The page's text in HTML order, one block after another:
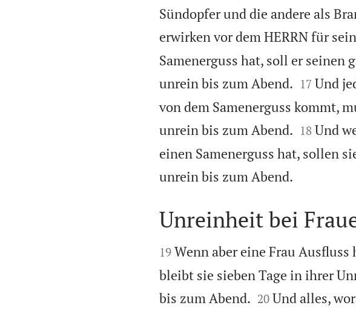
Sündopfer und die andere als
erwirken vor dem HERRN für
Samenerguss hat, soll er seinen
unrein bis zum Abend.
17 Und
von dem Samenerguss kommt,
unrein bis zum Abend.
18 Und
einen Samenerguss hat, sollen
unrein bis zum Abend.

Unreinheit bei

19 Wenn aber eine Frau
bleibt sie sieben Tage in ihrer
bis zum Abend.
20 Und alles,